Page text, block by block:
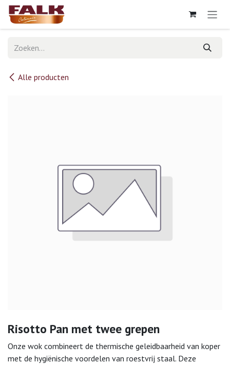
Overslaan naar inhoud
Alle producten
Risotto Pan met twee grepen
Onze wok combineert de thermische geleidbaarheid van koper
met de hygiënische voordelen van roestvrij staal. Deze